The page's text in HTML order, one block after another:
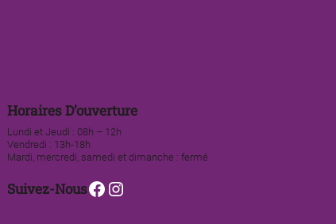
Horaires D’ouverture
Lundi et Jeudi : 08h – 12h
Vendredi : 13h-18h
Mardi, mercredi, samedi et dimanche : fermé
Suivez-NousFacebook
Instagram